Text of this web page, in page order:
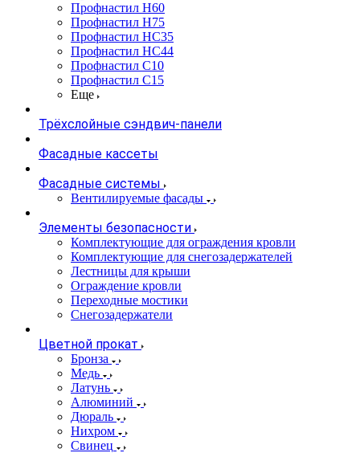
Профнастил Н60
Профнастил Н75
Профнастил НС35
Профнастил НС44
Профнастил С10
Профнастил С15
Еще
Трёхслойные сэндвич-панели
Фасадные кассеты
Фасадные системы
Вентилируемые фасады
Элементы безопасности
Комплектующие для ограждения кровли
Комплектующие для снегозадержателей
Лестницы для крыши
Ограждение кровли
Переходные мостики
Снегозадержатели
Цветной прокат
Бронза
Медь
Латунь
Алюминий
Дюраль
Нихром
Свинец